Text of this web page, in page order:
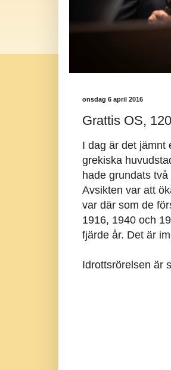
onsdag 6 april 2016
Grattis OS,
I dag är det jämnt
grekiska
hade grundats
Avsikten var att
var där som de
1916, 1940 och
fjärde år. Det är
Idrottsrörelsen är